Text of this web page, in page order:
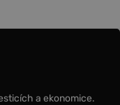
a ekonomice.